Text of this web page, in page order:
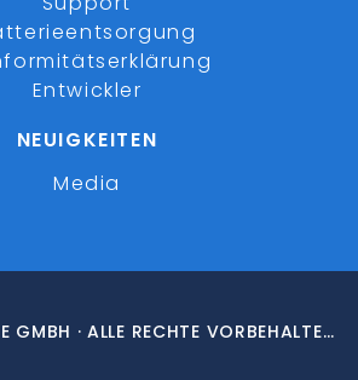
Entwickler
NEUIGKEITEN
Media
© 2026 EVERHOME GMBH · ALLE RECHTE VORBEHALTEN